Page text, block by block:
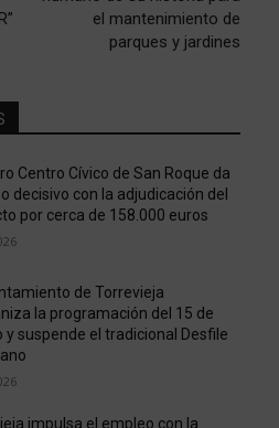
el mantenimiento de
parques y jardines
Centro Cívico de San Roque da
decisivo con la adjudicación del
por cerca de 158.000 euros
de Torrevieja
la programación del 15 de
y suspende el tradicional Desfile
impulsa el empleo con la